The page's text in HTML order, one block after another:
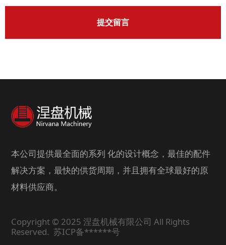
提交留言
本公司提供最全面的系列 化的设计概念，最佳的配件
解决方案，最快的供货周期，并且拥有全球最好的原
材料供应商。
Copyright © 2025 涅盘机械有限公司 All Rights
Reserved. 苏ICP备******号